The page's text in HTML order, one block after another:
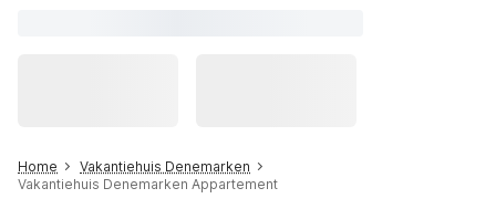
Home
Vakantiehuis Denemarken
Vakantiehuis Denemarken Appartement